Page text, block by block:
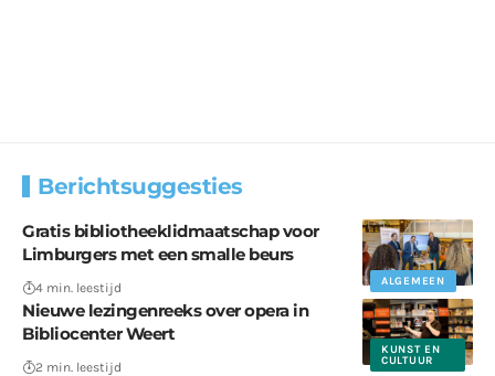
Berichtsuggesties
ALGEMEEN
Gratis bibliotheeklidmaatschap voor
Limburgers met een smalle beurs
4 min. leestijd
KUNST EN
CULTUUR
Nieuwe lezingenreeks over opera in
Bibliocenter Weert
2 min. leestijd